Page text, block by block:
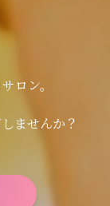
ロン。
ませんか？